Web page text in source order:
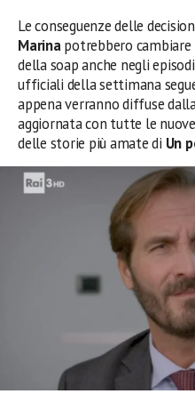
Le conseguenze delle
Marinapotrebbero
della soap anche negli
ufficiali della settimana
appena verranno diffuse
aggiornata con tutte le
delle storie più amate di Un